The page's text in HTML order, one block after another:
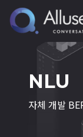
NLU
자체 개발